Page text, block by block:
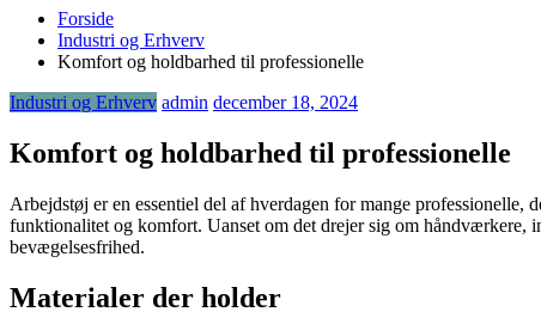
Forside
Industri og Erhverv
Komfort og holdbarhed til professionelle
Industri og Erhverv admin december 18, 2024
Komfort og holdbarhed til professionelle
Arbejdstøj er en essentiel del af hverdagen for mange
funktionalitet og komfort. Uanset om det drejer sig om håndværkere,
bevægelsesfrihed.
Materialer der holder